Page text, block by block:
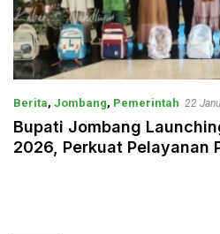
Berita, Jombang, Pemerintah 22
Bupati Jombang
2026, Perkuat Pelayanan